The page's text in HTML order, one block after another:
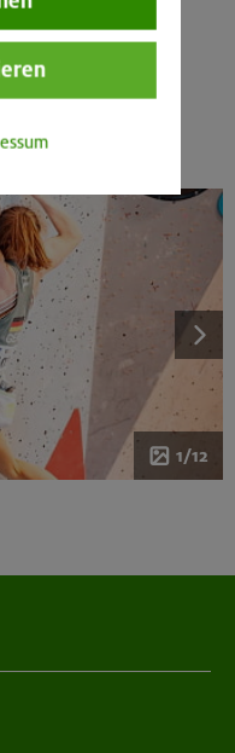
in Paris / Frankreich
1/12